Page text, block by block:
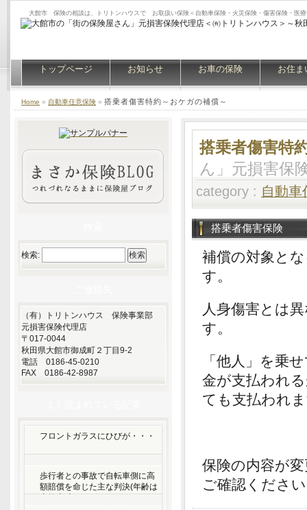
大館市 保険の相談は、トリトンハウスで お取扱い保険＜自動車保険・火災保険・傷害保険・医療
トップページ お知らせ お車の保険 お住ま
Home » 自動車任意保険 » 搭乗者傷害特約～おケガの補償～
搭乗者傷害特
ん」元損害保
category : 自動車
搭乗者傷害保険
補償の対象と
す。
人身傷害とは
す。
「他人」を乗
金が支払われ
ても支払われ
保険の内容が
ご確認くださ
検索:
（有）トリトンハウス 保険事業部
元損害保険代理店
〒017-0044
秋田県大館市御成町２丁目9-2
電話 0186-45-0210
FAX 0186-42-8987
フロントガラスにひびが・・・
歩行者との事故で自転車側に高
額賠償を命じた主な判決(年齢は